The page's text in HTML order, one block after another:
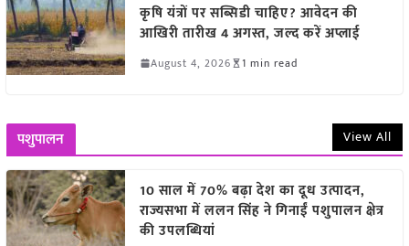
कृषि यंत्रों पर सब्सिडी चाहिए? आवेदन की
आखिरी तारीख 4 अगस्त, जल्द करें अप्लाई
August 4, 2026 1 min read
पशुपालन View All
10 साल में 70% बढ़ा देश का दूध उत्पादन,
राज्यसभा में ललन सिंह ने गिनाईं पशुपालन क्षेत्र
की उपलब्धियां